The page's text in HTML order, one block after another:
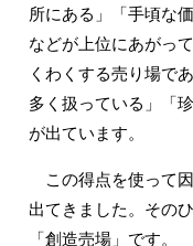
所にある」「手頃な
などが上位にあがっ
くわくする売り場で
多く扱っている」「
が出ています。
この得点を使って
出てきました。その
「創造売場」です。